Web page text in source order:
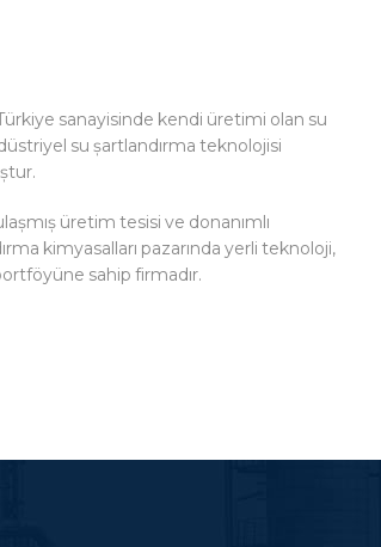
sanayisinde kendi üretimi olan su
su șartlandırma teknolojisi
üretim tesisi ve donanımlı
kimyasalları pazarında yerli teknoloji,
sahip firmadır.